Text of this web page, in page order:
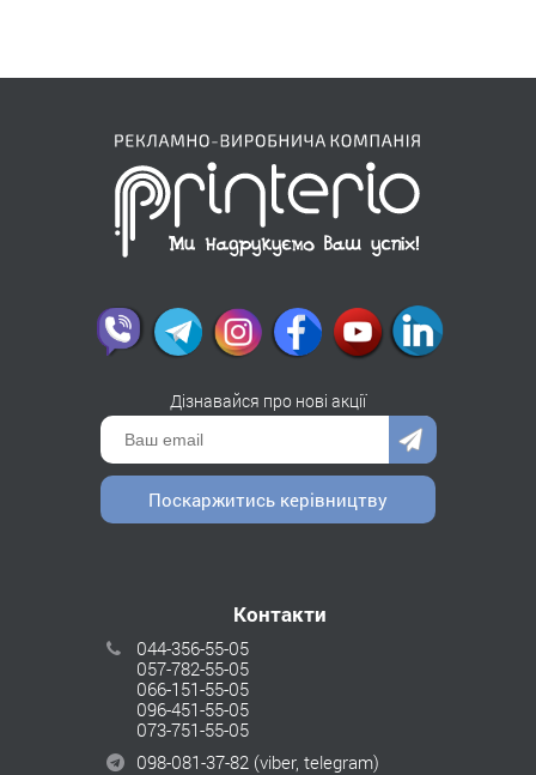
Дізнавайся про нові акції
Поскаржитись керівництву
Контакти
044-356-55-05
057-782-55-05
066-151-55-05
096-451-55-05
073-751-55-05
098-081-37-82 (viber, telegram)